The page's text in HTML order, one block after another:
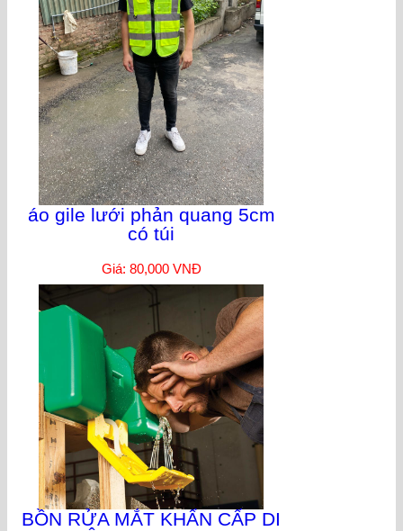
áo gile lưới phản quang 5cm
có túi
Giá: 80,000 VNĐ
BỒN RỬA MẮT KHẨN CẤP DI